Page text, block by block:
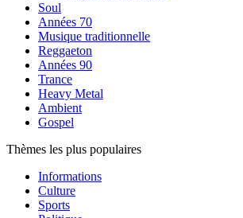
Soul
Années 70
Musique traditionnelle
Reggaeton
Années 90
Trance
Heavy Metal
Ambient
Gospel
Thèmes les plus populaires
Informations
Culture
Sports